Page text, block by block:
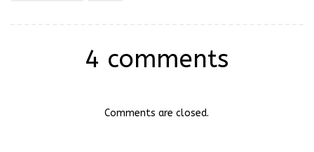
4 comments
Comments are closed.